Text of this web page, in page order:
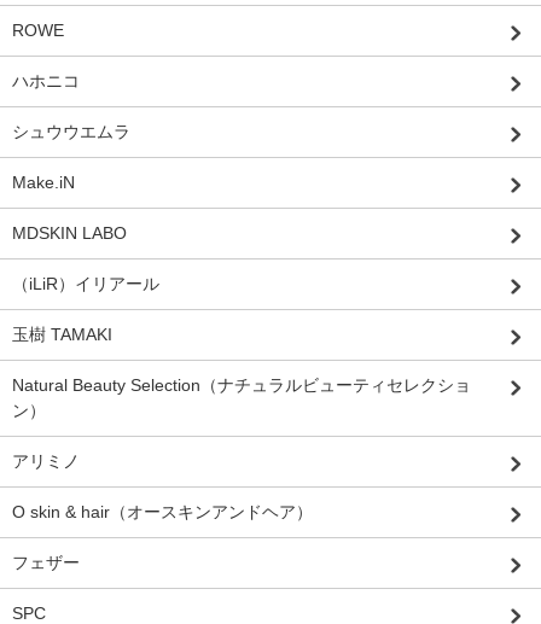
ROWE
ハホニコ
シュウウエムラ
Make.iN
MDSKIN LABO
（iLiR）イリアール
玉樹 TAMAKI
Natural Beauty Selection（ナチュラルビューティセレクショ
ン）
アリミノ
O skin & hair（オースキンアンドヘア）
フェザー
SPC